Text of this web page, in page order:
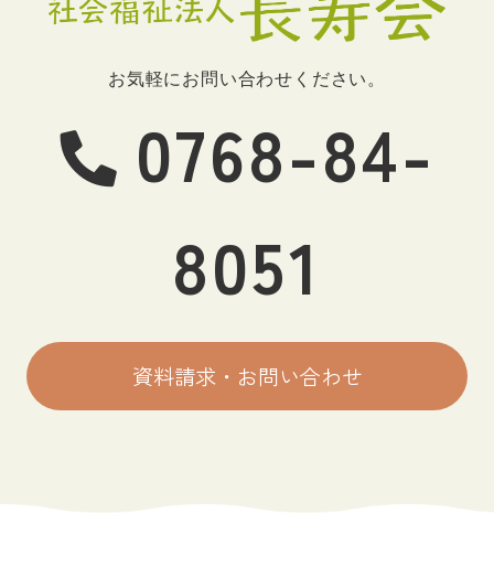
お気軽にお問い合わせください。
0768-84-
8051
資料請求・お問い合わせ